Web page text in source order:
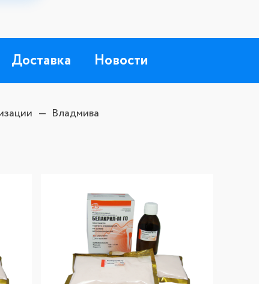
Доставка Новости
Владмива